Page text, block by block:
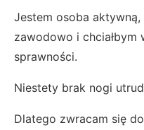
Jestem osoba aktywną,
zawodowo i
sprawności.
Niestety brak nogi
Dlatego zwracam się